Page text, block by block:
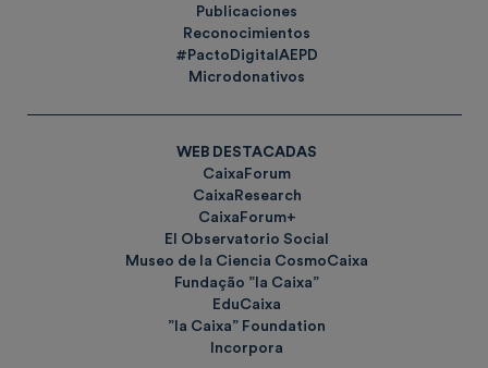
Publicaciones
Reconocimientos
#PactoDigitalAEPD
Microdonativos
WEB DESTACADAS
CaixaForum
CaixaResearch
CaixaForum+
El Observatorio Social
Museo de la Ciencia CosmoCaixa
Fundação ”la Caixa”
EduCaixa
”la Caixa” Foundation
Incorpora